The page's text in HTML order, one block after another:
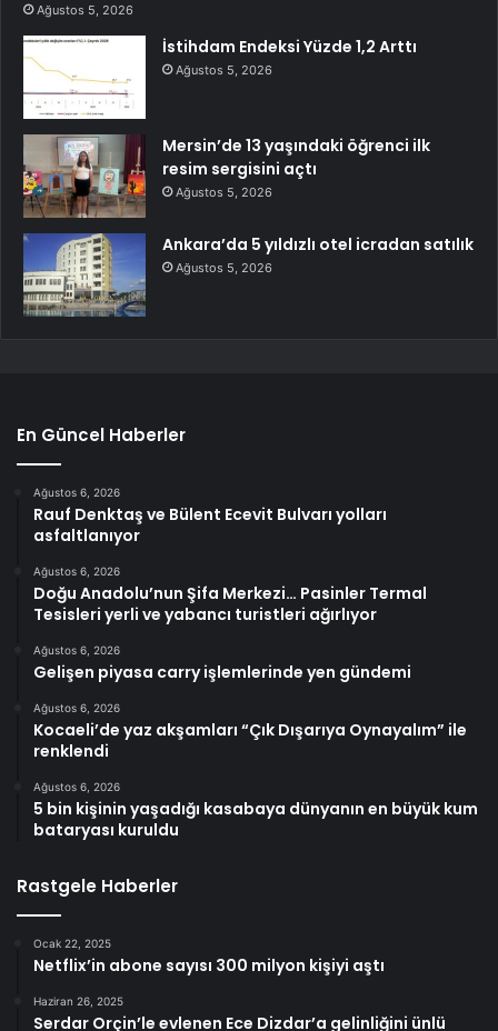
Ağustos 5, 2026
İstihdam Endeksi Yüzde 1,2 Arttı
Ağustos 5, 2026
Mersin’de 13 yaşındaki öğrenci ilk
resim sergisini açtı
Ağustos 5, 2026
Ankara’da 5 yıldızlı otel icradan satılık
Ağustos 5, 2026
En Güncel Haberler
Ağustos 6, 2026
Rauf Denktaş ve Bülent Ecevit Bulvarı yolları
asfaltlanıyor
Ağustos 6, 2026
Doğu Anadolu’nun Şifa Merkezi… Pasinler Termal
Tesisleri yerli ve yabancı turistleri ağırlıyor
Ağustos 6, 2026
Gelişen piyasa carry işlemlerinde yen gündemi
Ağustos 6, 2026
Kocaeli’de yaz akşamları “Çık Dışarıya Oynayalım” ile
renklendi
Ağustos 6, 2026
5 bin kişinin yaşadığı kasabaya dünyanın en büyük kum
bataryası kuruldu
Rastgele Haberler
Ocak 22, 2025
Netflix’in abone sayısı 300 milyon kişiyi aştı
Haziran 26, 2025
Serdar Orçin’le evlenen Ece Dizdar’a gelinliğini ünlü